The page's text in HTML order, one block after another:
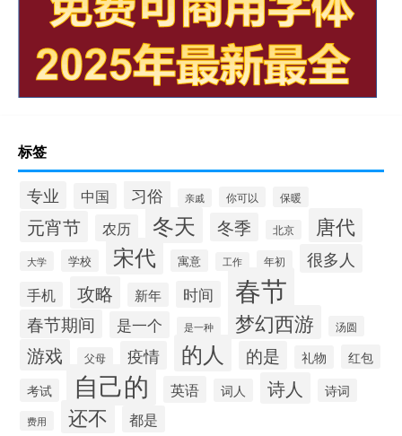
标签
专业 中国 习俗 亲戚 你可以 保暖
元宵节 农历 冬天 冬季 北京 唐代
大学 学校 宋代 寓意 工作 年初 很多人
手机 攻略 新年 时间 春节
春节期间 是一个 是一种 梦幻西游 汤圆
游戏 父母 疫情 的人 的是 礼物 红包
考试 自己的 英语 词人 诗人 诗词
费用 还不 都是